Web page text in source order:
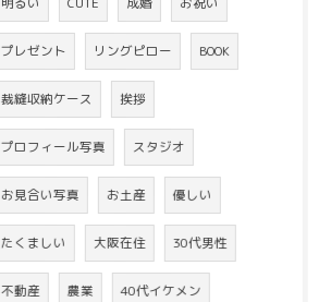
プレゼント リングピロー BOOK
裁縫収納ケース 挨拶
プロフィール写真 スタジオ
お見合い写真 お土産 優しい
たくましい 大阪在住 30代男性
不動産 農業 40代イケメン